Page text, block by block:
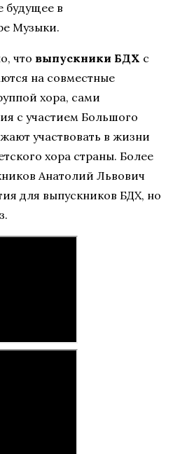
будущее в
Музыки.
что выпускники БДХ с
на совместные
хора, сами
с участием Большого
участвовать в жизни
хора страны. Более
Анатолий Львович
для выпускников БДХ, но